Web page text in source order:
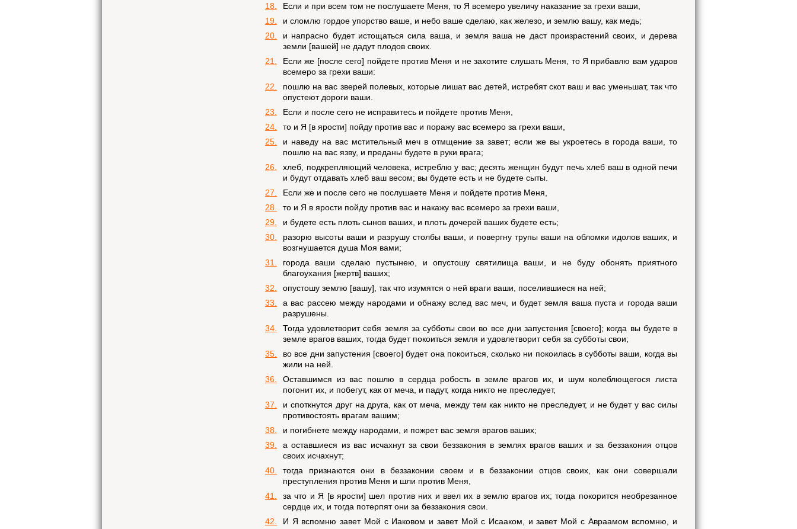
18.
Если и при всем том не послушаете Меня, то Я всемеро увеличу наказание за грехи ваши,
19.
и сломлю гордое упорство ваше, и небо ваше сделаю, как железо, и землю вашу, как медь;
20.
и напрасно будет истощаться сила ваша, и земля ваша не даст произрастений своих, и дерева
земли [вашей] не дадут плодов своих.
21.
Если же [после сего] пойдете против Меня и не захотите слушать Меня, то Я прибавлю вам ударов
всемеро за грехи ваши:
22.
пошлю на вас зверей полевых, которые лишат вас детей, истребят скот ваш и вас уменьшат, так что
опустеют дороги ваши.
23.
Если и после сего не исправитесь и пойдете против Меня,
24.
то и Я [в ярости] пойду против вас и поражу вас всемеро за грехи ваши,
25.
и наведу на вас мстительный меч в отмщение за завет; если же вы укроетесь в города ваши, то
пошлю на вас язву, и преданы будете в руки врага;
26.
хлеб, подкрепляющий человека, истреблю у вас; десять женщин будут печь хлеб ваш в одной печи
и будут отдавать хлеб ваш весом; вы будете есть и не будете сыты.
27.
Если же и после сего не послушаете Меня и пойдете против Меня,
28.
то и Я в ярости пойду против вас и накажу вас всемеро за грехи ваши,
29.
и будете есть плоть сынов ваших, и плоть дочерей ваших будете есть;
30.
разорю высоты ваши и разрушу столбы ваши, и повергну трупы ваши на обломки идолов ваших, и
возгнушается душа Моя вами;
31.
города ваши сделаю пустынею, и опустошу святилища ваши, и не буду обонять приятного
благоухания [жертв] ваших;
32.
опустошу землю [вашу], так что изумятся о ней враги ваши, поселившиеся на ней;
33.
а вас рассею между народами и обнажу вслед вас меч, и будет земля ваша пуста и города ваши
разрушены.
34.
Тогда удовлетворит себя земля за субботы свои во все дни запустения [своего]; когда вы будете в
земле врагов ваших, тогда будет покоиться земля и удовлетворит себя за субботы свои;
35.
во все дни запустения [своего] будет она покоиться, сколько ни покоилась в субботы ваши, когда вы
жили на ней.
36.
Оставшимся из вас пошлю в сердца робость в земле врагов их, и шум колеблющегося листа
погонит их, и побегут, как от меча, и падут, когда никто не преследует,
37.
и споткнутся друг на друга, как от меча, между тем как никто не преследует, и не будет у вас силы
противостоять врагам вашим;
38.
и погибнете между народами, и пожрет вас земля врагов ваших;
39.
а оставшиеся из вас исчахнут за свои беззакония в землях врагов ваших и за беззакония отцов
своих исчахнут;
40.
тогда признаются они в беззаконии своем и в беззаконии отцов своих, как они совершали
преступления против Меня и шли против Меня,
41.
за что и Я [в ярости] шел против них и ввел их в землю врагов их; тогда покорится необрезанное
сердце их, и тогда потерпят они за беззакония свои.
42.
И Я вспомню завет Мой с Иаковом и завет Мой с Исааком, и завет Мой с Авраамом вспомню, и